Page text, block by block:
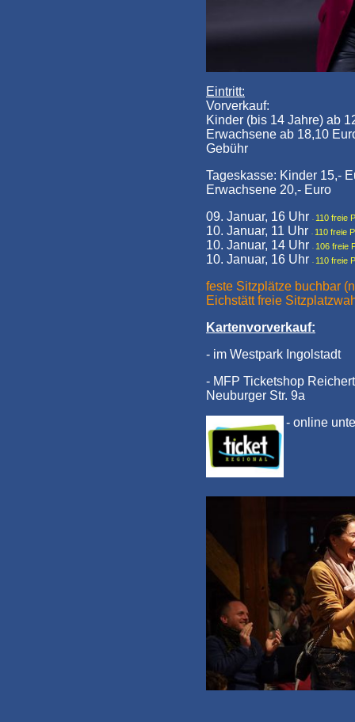
Eintritt:
Vorverkauf:
Kinder (bis 14 Jahre) ab
Erwachsene ab 18,10
Gebühr
Tageskasse: Kinder 15,-
Erwachsene 20,- Euro
09. Januar, 16 Uhr
- 110 freie
10. Januar, 11 Uhr - 110 freie
10. Januar, 14 Uhr - 106 freie
10. Januar, 16 Uhr - 110 freie
feste Sitzplätze buchbar
Eichstätt freie
Kartenvorverkauf:
- im Westpark Ingolstadt
- MFP Ticketshop
Neuburger Str. 9a
- online